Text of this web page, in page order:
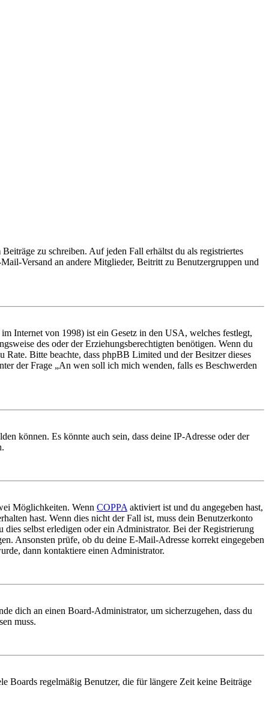
zu schreiben. Auf jeden Fall erhältst du als registriertes
Versand an andere Mitglieder, Beitritt zu Benutzergruppen und
Internet von 1998) ist ein Gesetz in den USA, welches festlegt,
des oder der Erziehungsberechtigten benötigen. Wenn du
Bitte beachte, dass phpBB Limited und der Besitzer dieses
der Frage „An wen soll ich mich wenden, falls es Beschwerden
können. Es könnte auch sein, dass deine IP-Adresse oder der
Möglichkeiten. Wenn COPPA aktiviert ist und du angegeben hast,
hast. Wenn dies nicht der Fall ist, muss dein Benutzerkonto
selbst erledigen oder ein Administrator. Bei der Registrierung
Ansonsten prüfe, ob du deine E-Mail-Adresse korrekt eingegeben
dann kontaktiere einen Administrator.
dich an einen Board-Administrator, um sicherzugehen, dass du
muss.
Boards regelmäßig Benutzer, die für längere Zeit keine Beiträge